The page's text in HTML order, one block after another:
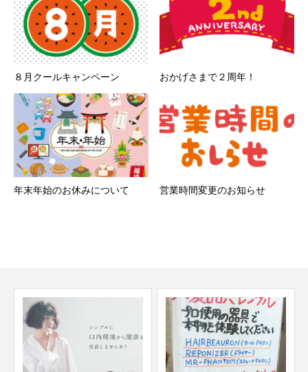
８月クールキャンペーン おかげさまで２周年！
年末年始のお休みについて 営業時間変更のお知らせ